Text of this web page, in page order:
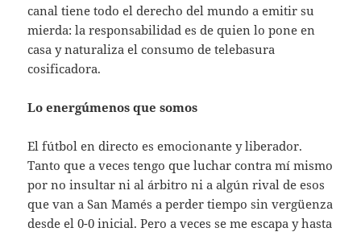
canal tiene todo el derecho del mundo a emitir su
mierda: la responsabilidad es de quien lo pone en
casa y naturaliza el consumo de telebasura
cosificadora.
Lo energúmenos que somos
El fútbol en directo es emocionante y liberador.
Tanto que a veces tengo que luchar contra mí mismo
por no insultar ni al árbitro ni a algún rival de esos
que van a San Mamés a perder tiempo sin vergüenza
desde el 0-0 inicial. Pero a veces se me escapa y hasta